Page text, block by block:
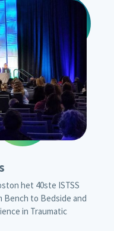
het 40ste ISTSS
Bench to Bedside and
in Traumatic